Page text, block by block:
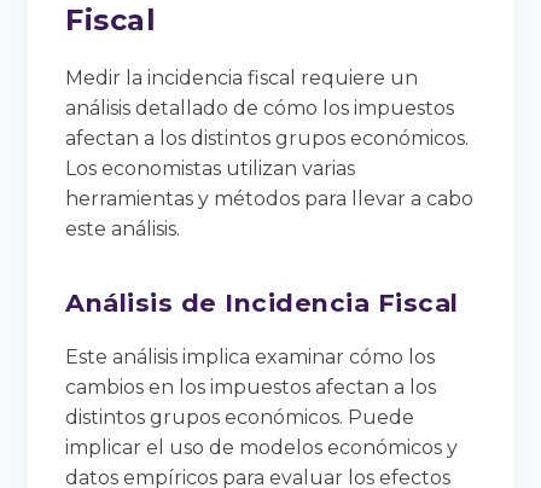
Fiscal
Medir la incidencia fiscal requiere un
análisis detallado de cómo los impuestos
afectan a los distintos grupos económicos.
Los economistas utilizan varias
herramientas y métodos para llevar a cabo
este análisis.
Análisis de Incidencia Fiscal
Este análisis implica examinar cómo los
cambios en los impuestos afectan a los
distintos grupos económicos. Puede
implicar el uso de modelos económicos y
datos empíricos para evaluar los efectos